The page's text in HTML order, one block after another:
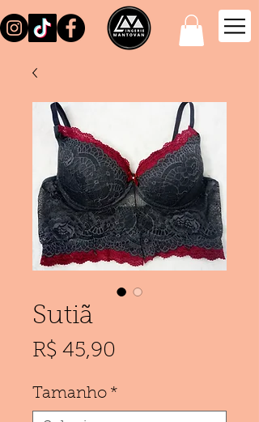
Sutiã
R$ 45,90
Tamanho *